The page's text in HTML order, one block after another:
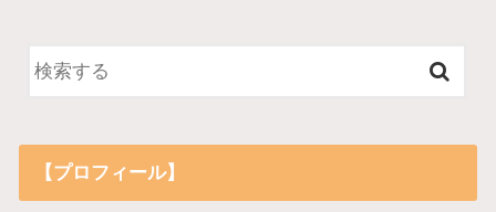
【プロフィール】